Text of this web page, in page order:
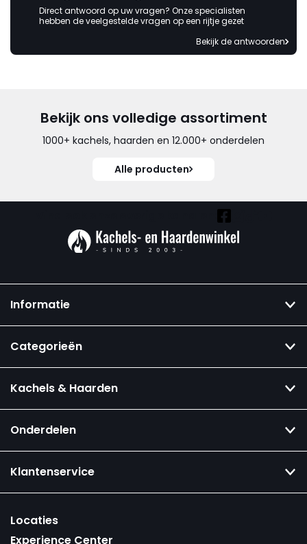
Direct antwoord op uw vragen? Onze specialisten
hebben de veelgestelde vragen op een rijtje gezet
Bekijk de antwoorden
Bekijk ons volledige assortiment
1000+ kachels, haarden en 12.000+ onderdelen
Alle producten
Informatie
Categorieën
Kachels & Haarden
Onderdelen
Klantenservice
Locaties
Experience Center